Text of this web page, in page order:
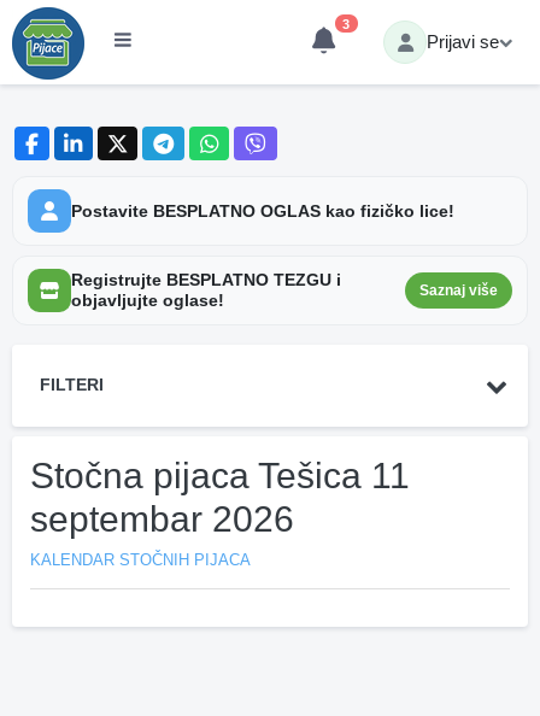
3
Prijavi se
Postavite BESPLATNO OGLAS kao fizičko lice!
Registrujte BESPLATNO TEZGU i
objavljujte oglase!
Saznaj više
FILTERI
Stočna pijaca Tešica 11
septembar 2026
KALENDAR STOČNIH PIJACA